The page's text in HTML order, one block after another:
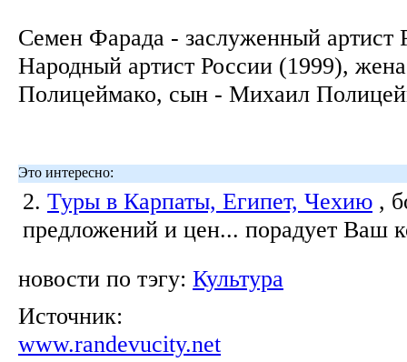
Семен Фарада - заслуженный
Народный артист России (1999),
Полицеймако, сын - Михаил
Это интересно:
2. Туры в Карпаты, Египет, Чехию ,
предложений и цен... порадует Ваш
новости по тэгу: Культура
Источник:
www.randevucity.net